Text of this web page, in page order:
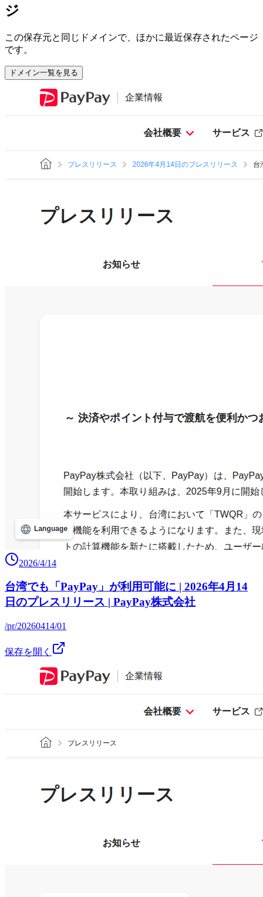
ジ
この保存元と同じドメインで、ほかに最近保存されたページ
です。
ドメイン一覧を見る
2026/4/14
台湾でも「PayPay」が利用可能に | 2026年4月14
日のプレスリリース | PayPay株式会社
/pr/20260414/01
保存を開く